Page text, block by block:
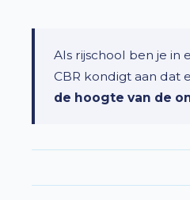
Als rijschool ben je
CBR kondigt aan dat
de hoogte van de